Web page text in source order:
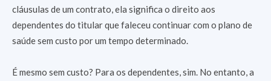
cláusulas de um contrato, ela significa o direito aos
dependentes do titular que faleceu continuar com o plano de
saúde sem custo por um tempo determinado.
É mesmo sem custo? Para os dependentes, sim. No entanto, a